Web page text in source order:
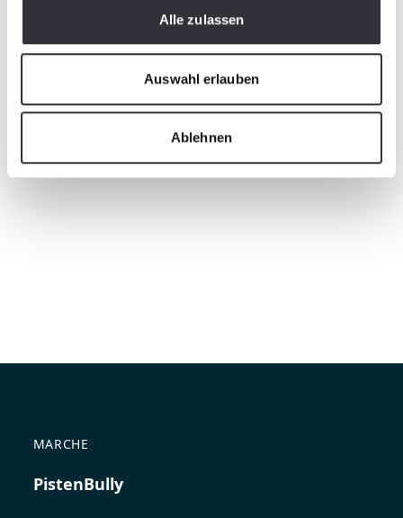
Alle zulassen
Auswahl erlauben
Ablehnen
MARCHE
PistenBully